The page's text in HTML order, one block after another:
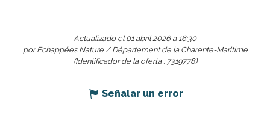
Actualizado el 01 abril 2026 a 16:30
por Echappées Nature / Département de la Charente-Maritime
(Identificador de la oferta : 7319778)
Señalar un error